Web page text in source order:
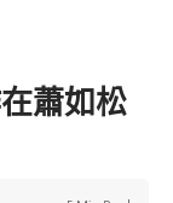
蕭如松